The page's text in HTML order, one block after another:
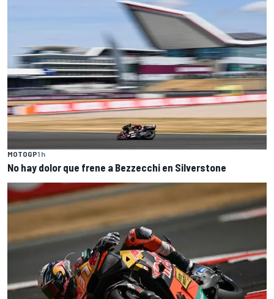
MOTOGP1 h
No hay dolor que frene a Bezzecchi en Silverstone